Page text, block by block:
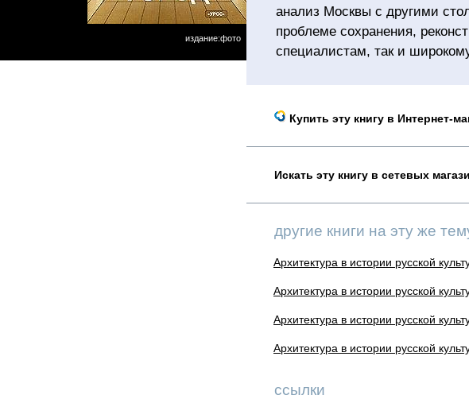
издание:фото
анализ Москвы с другими
проблеме сохранения,
специалистам, так и
Купить эту книгу в Интернет-
Искать эту книгу в сетевых
другие книги на эту же
Архитектура в истории русской
Архитектура в истории русской
Архитектура в истории русской
Архитектура в истории русской
ссылки